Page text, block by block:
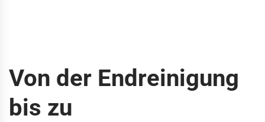
Von der Endreinigung
bis zu